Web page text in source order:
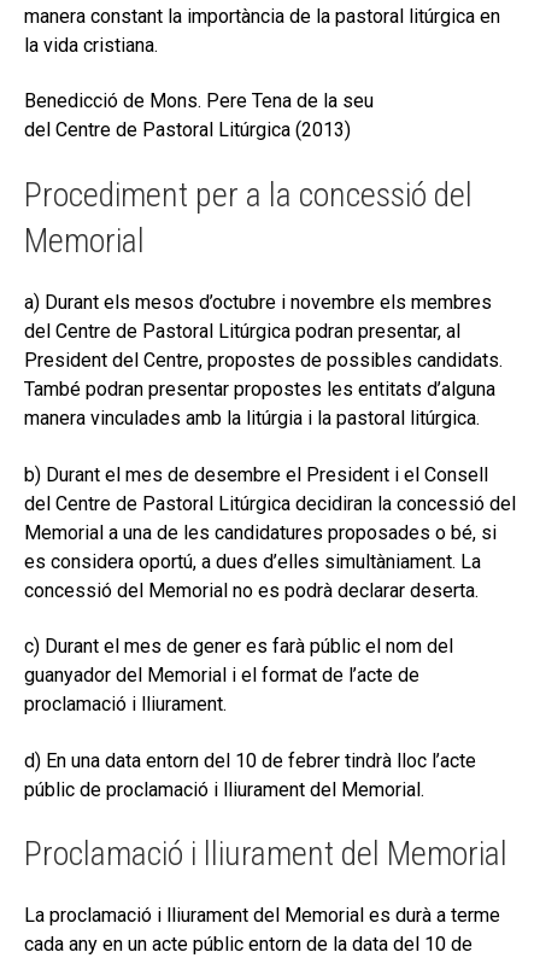
manera constant la importància de la pastoral litúrgica en
la vida cristiana.
Benedicció de Mons. Pere Tena de la seu
del Centre de Pastoral Litúrgica (2013)
Procediment per a la concessió del
Memorial
a) Durant els mesos d’octubre i novembre els membres
del Centre de Pastoral Litúrgica podran presentar, al
President del Centre, propostes de possibles candidats.
També podran presentar propostes les entitats d’alguna
manera vinculades amb la litúrgia i la pastoral litúrgica.
b) Durant el mes de desembre el President i el Consell
del Centre de Pastoral Litúrgica decidiran la concessió del
Memorial a una de les candidatures proposades o bé, si
es considera oportú, a dues d’elles simultàniament. La
concessió del Memorial no es podrà declarar deserta.
c) Durant el mes de gener es farà públic el nom del
guanyador del Memorial i el format de l’acte de
proclamació i lliurament.
d) En una data entorn del 10 de febrer tindrà lloc l’acte
públic de proclamació i lliurament del Memorial.
Proclamació i lliurament del Memorial
La proclamació i lliurament del Memorial es durà a terme
cada any en un acte públic entorn de la data del 10 de